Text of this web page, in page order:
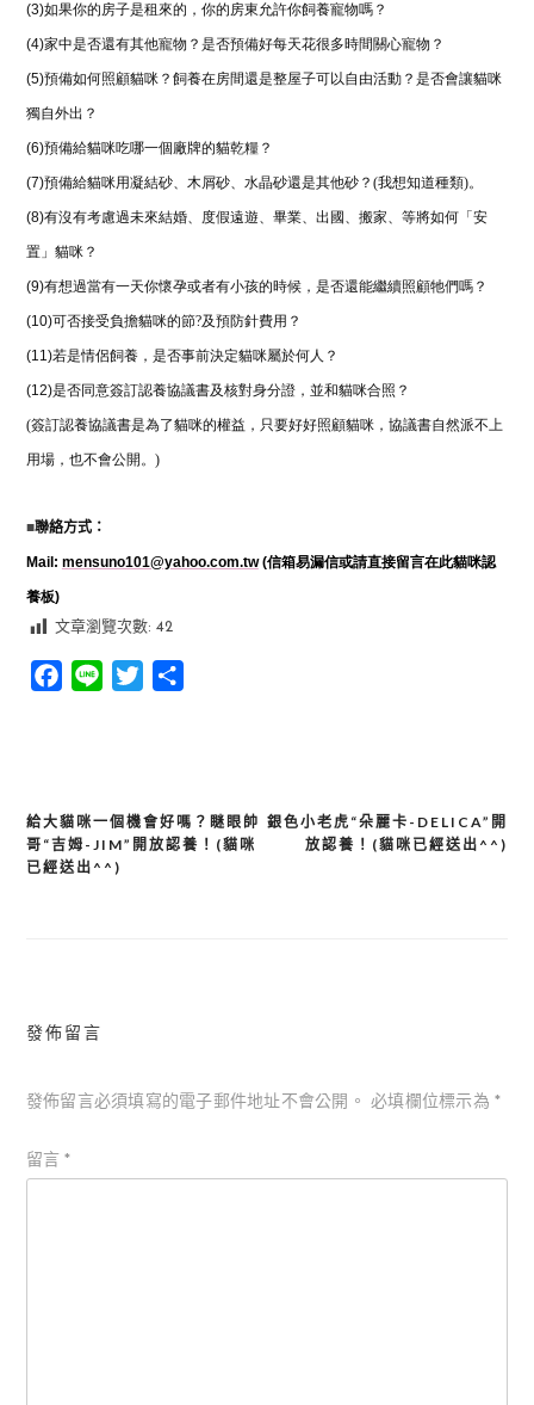
(3)如果你的房子是租來的，你的房東允許你飼養寵物嗎？
(4)家中是否還有其他寵物？是否預備好每天花很多時間關心寵物？
(5)預備如何照顧貓咪？飼養在房間還是整屋子可以自由活動？是否會讓貓咪
獨自外出？
(6)預備給貓咪吃哪一個廠牌的貓乾糧？
(7)預備給貓咪用凝結砂、木屑砂、水晶砂還是其他砂？(我想知道種類)。
(8)有沒有考慮過未來結婚、度假遠遊、畢業、出國、搬家、等將如何「安
置」貓咪？
(9)有想過當有一天你懷孕或者有小孩的時候，是否還能繼續照顧牠們嗎？
(10)可否接受負擔貓咪的節?及預防針費用？
(11)若是情侶飼養，是否事前決定貓咪屬於何人？
(12)是否同意簽訂認養協議書及核對身分證，並和貓咪合照？
(簽訂認養協議書是為了貓咪的權益，只要好好照顧貓咪，協議書自然派不上
用場，也不會公開。)
■聯絡方式：
Mail: mensuno101@yahoo.com.tw(信箱易漏信或請直接留言在此貓咪認
養板)
文章瀏覽次數: 42
Facebook
Line Twitter
文
章
銀色小老虎“朵麗卡-DELICA”開
放認養！(貓咪已經送出^^)
給大貓咪一個機會好嗎？瞇眼帥
哥“吉姆-JIM”開放認養！(貓咪
已經送出^^)
發佈留言
發佈留言必須填寫的電子郵件地址不會公開。 必填欄位標示為*
留言 *